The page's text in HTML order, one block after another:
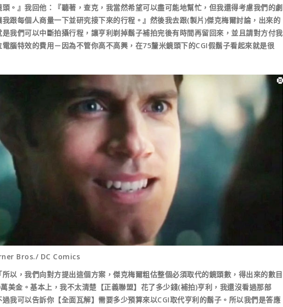
頭。』我回他：『聽著，查克，我當然希望可以盡可能地幫忙，但我還得考慮我們的劇
我跟每個人商量一下並研究接下來的行程。』然後我去跟(製片)傑克梅爾討論，出來的
是我們可以中斷拍攝行程，讓亨利剃掉鬍子補拍完後有時間再留回來，並且請對方付我
電腦特效的費用－因為不管你高不高興，在75釐米鏡頭下的CGI假鬍子看起來就是很
Bros./ DC Comics
，我們向對方提出這個方案，傑克梅爾粗估整個必須取代的鏡頭數，得出來的數目
美金。基本上，我不太清楚【正義聯盟】花了多少錢(補拍)亨利，我還沒看過那部
過我可以告訴你【全面瓦解】需要多少預算來以CGI取代亨利的鬍子。所以我們是答應